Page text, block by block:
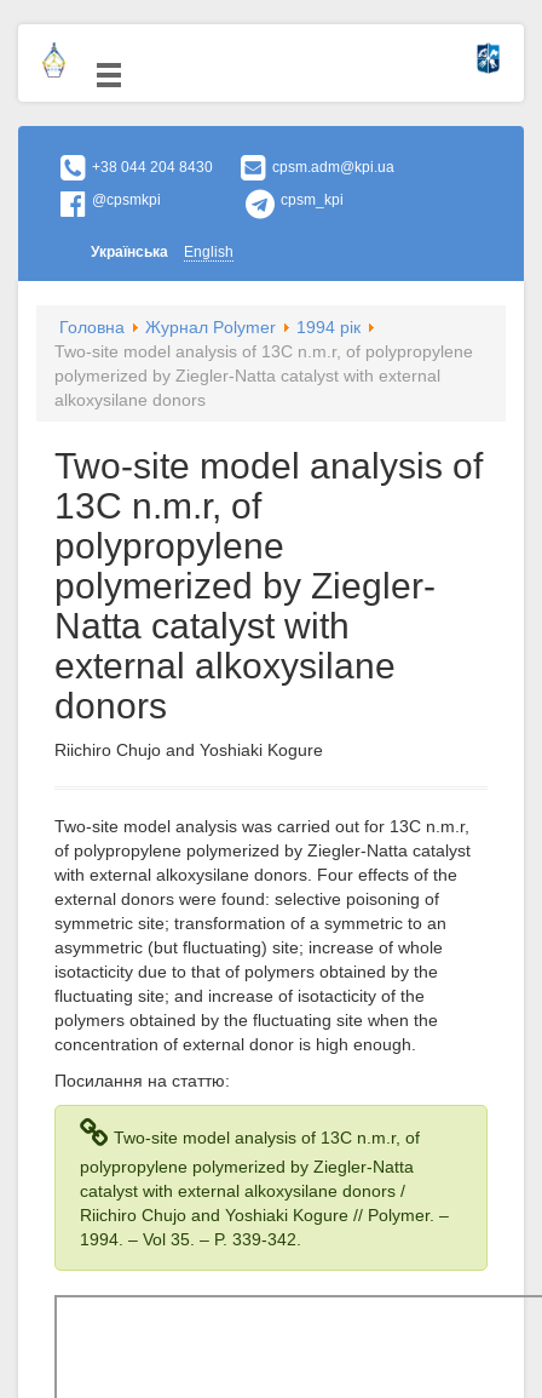
+38 044 204 8430
cpsm.adm@kpi.ua
@cpsmkpi
cpsm_kpi
Українська English
Головна Журнал Polymer
1994 рік
Two-site model analysis of 13C n.m.r, of polypropylene
polymerized by Ziegler-Natta catalyst with external
alkoxysilane donors
Two-site model analysis of
13C n.m.r, of
polypropylene
polymerized by Ziegler-
Natta catalyst with
external alkoxysilane
donors
Riichiro Chujo and Yoshiaki Kogure
Two-site model analysis was carried out for 13C n.m.r,
of polypropylene polymerized by Ziegler-Natta catalyst
with external alkoxysilane donors. Four effects of the
external donors were found: selective poisoning of
symmetric site; transformation of a symmetric to an
asymmetric (but fluctuating) site; increase of whole
isotacticity due to that of polymers obtained by the
fluctuating site; and increase of isotacticity of the
polymers obtained by the fluctuating site when the
concentration of external donor is high enough.
Посилання на статтю:
Two-site model analysis of 13C n.m.r, of
polypropylene polymerized by Ziegler-Natta
catalyst with external alkoxysilane donors /
Riichiro Chujo and Yoshiaki Kogure // Polymer. –
1994 . – Vol 35 . – P. 339-342.